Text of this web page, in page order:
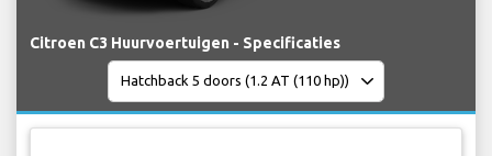
Citroen C3 Huurvoertuigen - Specificaties